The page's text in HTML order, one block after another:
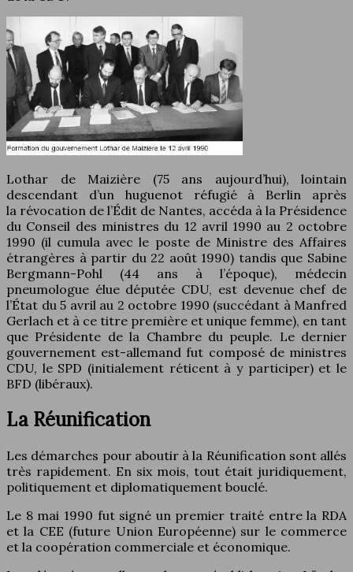
Lothar de Maizière (75 ans aujourd’hui), lointain
descendant d’un huguenot réfugié à Berlin après
la révocation de l’Édit de Nantes, accéda à la Présidence
du Conseil des ministres du 12 avril 1990 au 2 octobre
1990 (il cumula avec le poste de Ministre des Affaires
étrangères à partir du 22 août 1990) tandis que Sabine
Bergmann-Pohl (44 ans à l’époque), médecin
pneumologue élue députée CDU, est devenue chef de
l’État du 5 avril au 2 octobre 1990 (succédant à Manfred
Gerlach et à ce titre première et unique femme), en tant
que Présidente de la Chambre du peuple. Le dernier
gouvernement est-allemand fut composé de ministres
CDU, le SPD (initialement réticent à y participer) et le
BFD (libéraux).
La Réunification
Les démarches pour aboutir à la Réunification sont allés
très rapidement. En six mois, tout était juridiquement,
politiquement et diplomatiquement bouclé.
Le 8 mai 1990 fut signé un premier traité entre la RDA
et la CEE (future Union Européenne) sur le commerce
et la coopération commerciale et économique.